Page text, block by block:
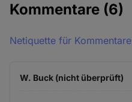
Kommentare (6)
Netiquette für Kommentare
W. Buck (nicht überprüft)